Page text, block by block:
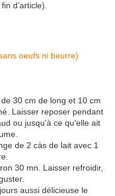
d’article).
30 cm de long et 10 cm
Laisser reposer pendant
ou jusqu'à ce qu'elle ait
de 2 càs de lait avec 1
30 mn. Laisser refroidir,
aussi délicieuse le